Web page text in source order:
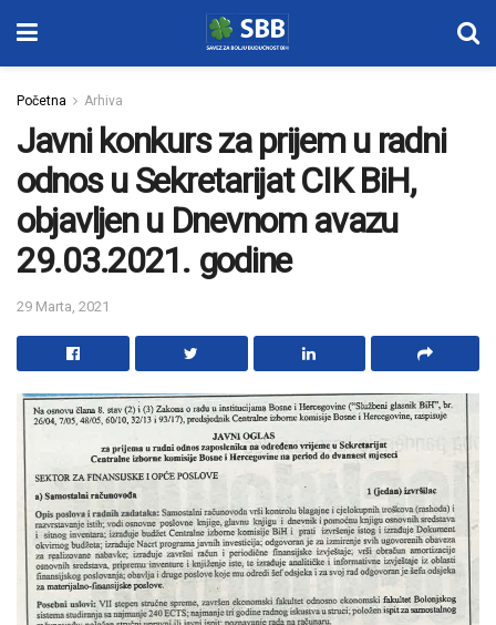
Početna Arhiva
Javni konkurs za prijem u radni
odnos u Sekretarijat CIK BiH,
objavljen u Dnevnom avazu
29.03.2021. godine
29 Marta, 2021